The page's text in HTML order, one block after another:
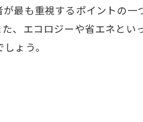
最も重視するポイントの一
、エコロジーや省エネとい
ょう。